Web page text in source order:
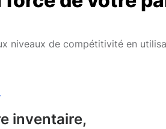
niveaux de compétitivité en
inventaire,